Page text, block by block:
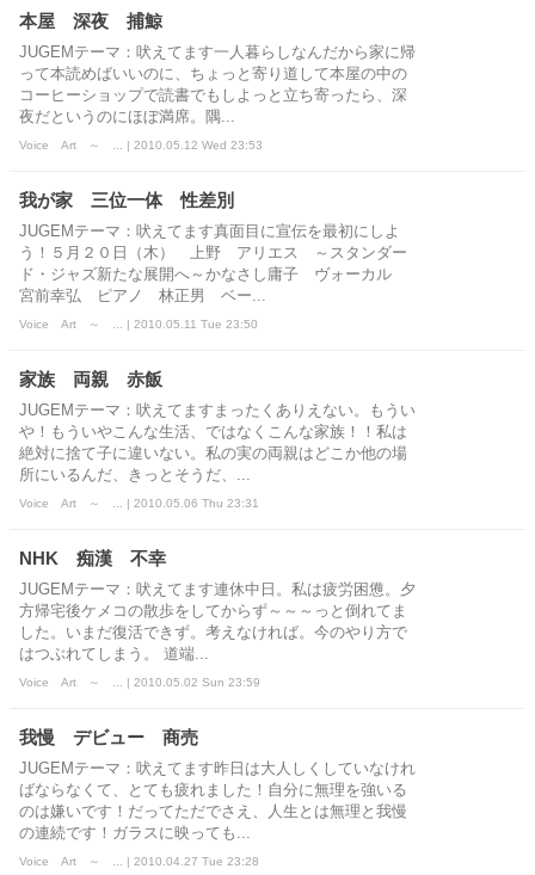
本屋 深夜 捕鯨
JUGEMテーマ：吠えてます一人暮らしなんだから家に帰
って本読めばいいのに、ちょっと寄り道して本屋の中の
コーヒーショップで読書でもしよっと立ち寄ったら、深
夜だというのにほぼ満席。隅...
Voice Art ～ ... | 2010.05.12 Wed 23:53
我が家 三位一体 性差別
JUGEMテーマ：吠えてます真面目に宣伝を最初にしよ
う！５月２０日（木） 上野 アリエス ～スタンダー
ド・ジャズ新たな展開へ～かなさし庸子 ヴォーカル
宮前幸弘 ピアノ 林正男 ベー...
Voice Art ～ ... | 2010.05.11 Tue 23:50
家族 両親 赤飯
JUGEMテーマ：吠えてますまったくありえない。もうい
や！もういやこんな生活、ではなくこんな家族！！私は
絶対に捨て子に違いない。私の実の両親はどこか他の場
所にいるんだ、きっとそうだ、...
Voice Art ～ ... | 2010.05.06 Thu 23:31
NHK 痴漢 不幸
JUGEMテーマ：吠えてます連休中日。私は疲労困憊。夕
方帰宅後ケメコの散歩をしてからず～～～っと倒れてま
した。いまだ復活できず。考えなければ。今のやり方で
はつぶれてしまう。 道端...
Voice Art ～ ... | 2010.05.02 Sun 23:59
我慢 デビュー 商売
JUGEMテーマ：吠えてます昨日は大人しくしていなけれ
ばならなくて、とても疲れました！自分に無理を強いる
のは嫌いです！だってただでさえ、人生とは無理と我慢
の連続です！ガラスに映っても...
Voice Art ～ ... | 2010.04.27 Tue 23:28